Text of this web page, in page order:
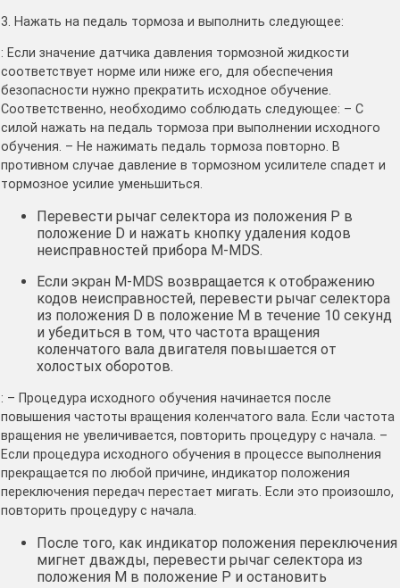
3. Нажать на педаль тормоза и выполнить следующее:
: Если значение датчика давления тормозной жидкости
соответствует норме или ниже его, для обеспечения
безопасности нужно прекратить исходное обучение.
Соответственно, необходимо соблюдать следующее: – С
силой нажать на педаль тормоза при выполнении исходного
обучения. – Не нажимать педаль тормоза повторно. В
противном случае давление в тормозном усилителе спадет и
тормозное усилие уменьшиться.
Перевести рычаг селектора из положения Р в
положение D и нажать кнопку удаления кодов
неисправностей прибора M-MDS.
Если экран M-MDS возвращается к отображению
кодов неисправностей, перевести рычаг селектора
из положения D в положение М в течение 10 секунд
и убедиться в том, что частота вращения
коленчатого вала двигателя повышается от
холостых оборотов.
: – Процедура исходного обучения начинается после
повышения частоты вращения коленчатого вала. Если частота
вращения не увеличивается, повторить процедуру с начала. –
Если процедура исходного обучения в процессе выполнения
прекращается по любой причине, индикатор положения
переключения передач перестает мигать. Если это произошло,
повторить процедуру с начала.
После того, как индикатор положения переключения
мигнет дважды, перевести рычаг селектора из
положения М в положение Р и остановить